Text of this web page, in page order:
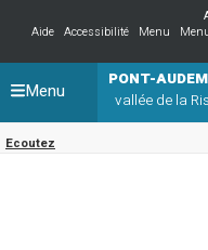
Aide
Accessibilité Menu
PONT-
vallée de la
Ecoutez
Menu